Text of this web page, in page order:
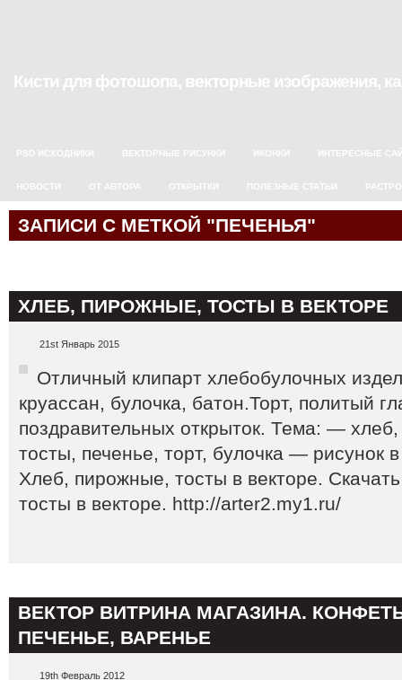
Кисти для фотошопа, векторные изображения,
PSD ИСХОДНИКИ ВЕКТОРНЫЕ РИСУНКИ ИКОНКИ ИНТЕРЕСНЫЕ
НОВОСТИ ОТ АВТОРА ОТКРЫТКИ ПОЛЕЗНЫЕ СТАТЬИ
ЗАПИСИ С МЕТКОЙ "ПЕЧЕНЬЯ"
ХЛЕБ, ПИРОЖНЫЕ, ТОСТЫ В ВЕКТОРЕ
21st Январь 2015
Отличный клипарт хлебобулочных
круассан, булочка, батон.Торт, политый
поздравительных открыток. Тема: — хлеб,
тосты, печенье, торт, булочка — рисунок
Хлеб, пирожные, тосты в векторе.
тосты в векторе. http://arter2.my1.ru/
ВЕКТОР ВИТРИНА МАГАЗИНА.
ПЕЧЕНЬЕ, ВАРЕНЬЕ
19th Февраль 2012